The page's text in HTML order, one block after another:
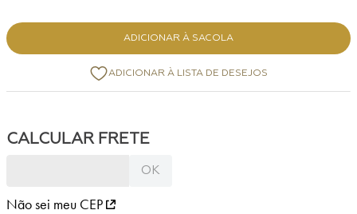
ADICIONAR À SACOLA
Não sei meu CEP